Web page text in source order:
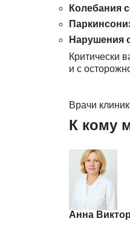
Колебания
Нарушения
Критически
и с
Врачи
К кому
Анна